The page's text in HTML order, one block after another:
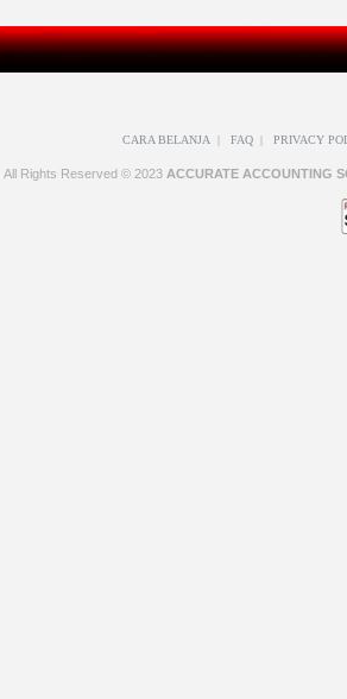
CARA BELANJA | FAQ | PRIVACY
All Rights Reserved © 2023 ACCURATE ACCOUNTING